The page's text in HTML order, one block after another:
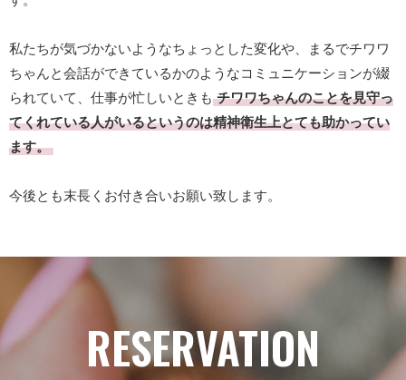
私たちが気づかないようなちょっとした変化や、まるでチワワ
ちゃんと会話ができているかのようなコミュニケーションが綴
られていて、仕事が忙しいときも チワワちゃんのことを見守っ
てくれている人がいるというのは精神衛生上とても助かってい
ます。
今後とも末長くお付き合いお願い致します。
RESERVATION